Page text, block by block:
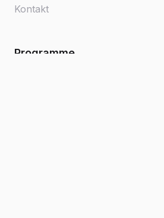
Kontakt
Programme